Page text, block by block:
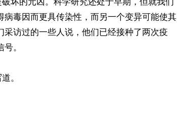
毒因而更具传染性，而另一个变异可能使其
访过的一些人说，他们已经接种了两次疫
。
。